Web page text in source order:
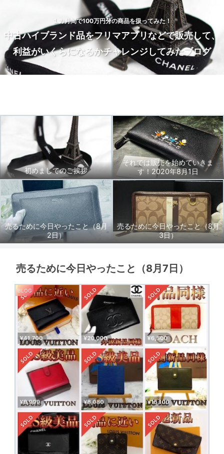
１カ月間で100万円分の商品を扱ってみた！
中古ハイブランド品をフリマアプリなどで販売して、
利益がいくらになるかチャレンジしてみたブログ
初めましてのご挨拶
それでは販売を始めていきま
す！2020年8月1日
売るために今日やったこと（8月
2日）
売るために今日やったこと（8月
3日）
売るために今日やったこと（8月7日）
BLOG